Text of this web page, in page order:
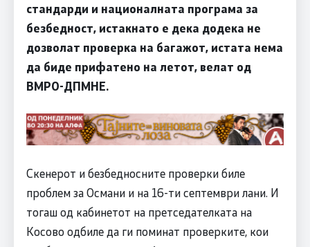
стандарди и националната програма за
безбедност, истакнато е дека додека не
дозволат проверка на багажот, истата нема
да биде прифатено на летот, велат од
ВМРО-ДПМНЕ.
Скенерот и безбедносните проверки биле
проблем за Османи и на 16-ти септември лани. И
тогаш од кабинетот на претседателката на
Косово одбиле да ги поминат проверките, кои